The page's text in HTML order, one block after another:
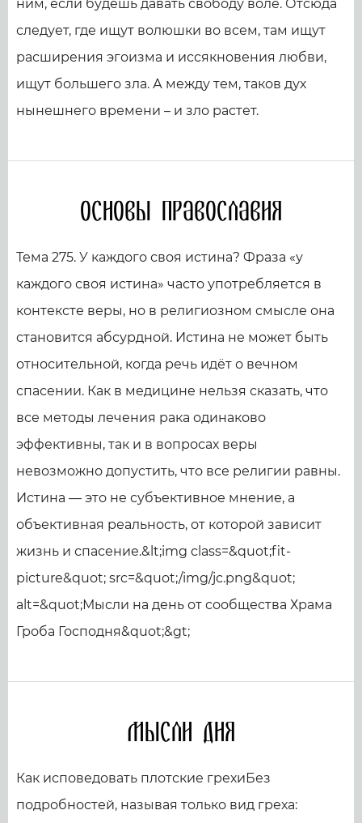
ним, если будешь давать свободу воле. Отсюда
следует, где ищут волюшки во всем, там ищут
расширения эгоизма и иссякновения любви,
ищут большего зла. А между тем, таков дух
нынешнего времени – и зло растет.
Основы православия
Тема 275. У каждого своя истина? Фраза «у
каждого своя истина» часто употребляется в
контексте веры, но в религиозном смысле она
становится абсурдной. Истина не может быть
относительной, когда речь идёт о вечном
спасении. Как в медицине нельзя сказать, что
все методы лечения рака одинаково
эффективны, так и в вопросах веры
невозможно допустить, что все религии равны.
Истина — это не субъективное мнение, а
объективная реальность, от которой зависит
жизнь и спасение.&lt;img class=&quot;fit-
picture&quot; src=&quot;/img/jc.png&quot;
alt=&quot;Мысли на день от сообщества Храма
Гроба Господня&quot;&gt;
Мысли дня
Как исповедовать плотские грехиБез
подробностей, называя только вид греха: